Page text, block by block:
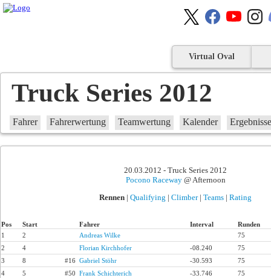
Virtual Oval
Truck Series 2012
Fahrer Fahrerwertung Teamwertung Kalender Ergebnisse
20.03.2012 - Truck Series 2012
Pocono Raceway@ Afternoon
Rennen |Qualifying |Climber|Teams |Rating
Pos Start Fahrer Interval
Runden
1
2 Andreas Wilke
75
2
4 Florian Kirchhofer -08.240
75
3
8 #16 Gabriel Stöhr -30.593
75
4
5 #50 Frank Schichterich -33.746
75